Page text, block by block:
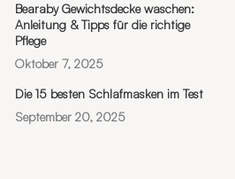
Bearaby Gewichtsdecke waschen:
Anleitung & Tipps für die richtige
Pflege
Oktober 7, 2025
Die 15 besten Schlafmasken im Test
September 20, 2025